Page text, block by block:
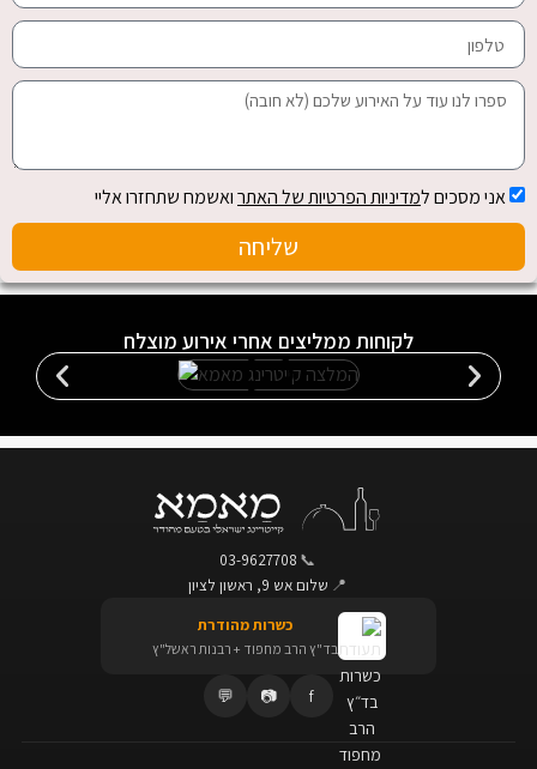
אני מסכים למדיניות הפרטיות של האתרואשמח שתחזרו אליי
שליחה
לקוחות ממליצים אחרי אירוע מוצלח
📞
03-9627708
📍 שלום אש 9, ראשון לציון
כשרות מהודרת
בד"ץ הרב מחפוד + רבנות ראשל"ץ
f
📷
💬